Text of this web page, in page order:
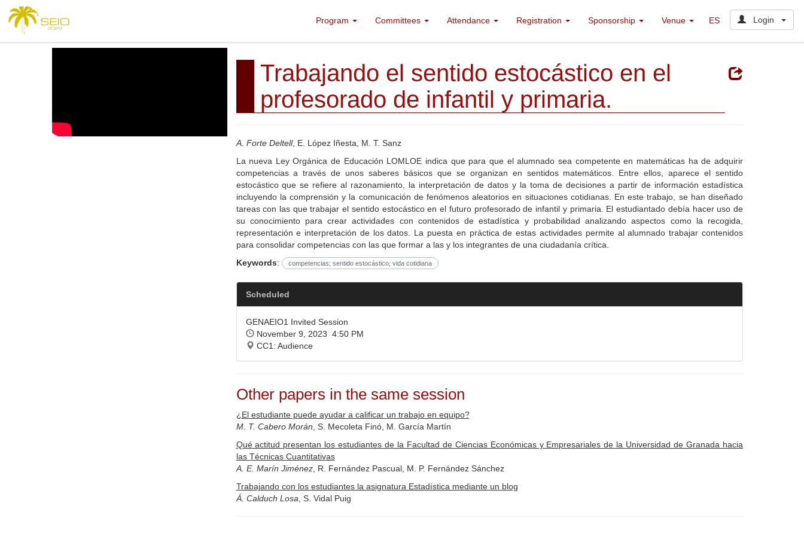
Login
ES
Program Committees Attendance Registration Sponsorship Venue
Trabajando el sentido estocástico en el
profesorado de infantil y primaria.
A. Forte Deltell, E. López Iñesta, M. T. Sanz
La nueva Ley Orgánica de Educación LOMLOE indica que para que el alumnado sea competente en matemáticas ha de adquirir
competencias a través de unos saberes básicos que se organizan en sentidos matemáticos. Entre ellos, aparece el sentido
estocástico que se refiere al razonamiento, la interpretación de datos y la toma de decisiones a partir de información estadística
incluyendo la comprensión y la comunicación de fenómenos aleatorios en situaciones cotidianas. En este trabajo, se han diseñado
tareas con las que trabajar el sentido estocástico en el futuro profesorado de infantil y primaria. El estudiantado debía hacer uso de
su conocimiento para crear actividades con contenidos de estadística y probabilidad analizando aspectos como la recogida,
representación e interpretación de los datos. La puesta en práctica de estas actividades permite al alumnado trabajar contenidos
para consolidar competencias con las que formar a las y los integrantes de una ciudadanía crítica.
Keywords: competencias; sentido estocástico; vida cotidiana
Scheduled
GENAEIO1 Invited Session
November 9, 2023 4:50 PM
CC1: Audience
Other papers in the same session
¿El estudiante puede ayudar a calificar un trabajo en equipo?
M. T. Cabero Morán , S. Mecoleta Finó, M. García Martín
Qué actitud presentan los estudiantes de la Facultad de Ciencias Económicas y Empresariales de la Universidad de Granada hacia
las Técnicas Cuantitativas
A. E. Marín Jiménez, R. Fernández Pascual, M. P. Fernández Sánchez
Trabajando con los estudiantes la asignatura Estadística mediante un blog
Á. Calduch Losa , S. Vidal Puig